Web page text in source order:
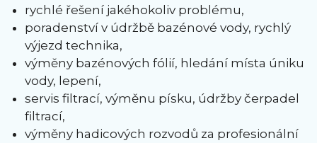
rychlé řešení jakéhokoliv problému,
poradenství v údržbě bazénové vody, rychlý
výjezd technika,
výměny bazénových fólií, hledání místa úniku
vody, lepení,
servis filtrací, výměnu písku, údržby čerpadel
filtrací,
výměny hadicových rozvodů za profesionální